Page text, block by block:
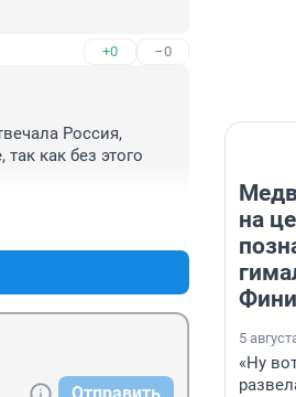
+0 –0
Россия,
как без этого
на
5
«Ну